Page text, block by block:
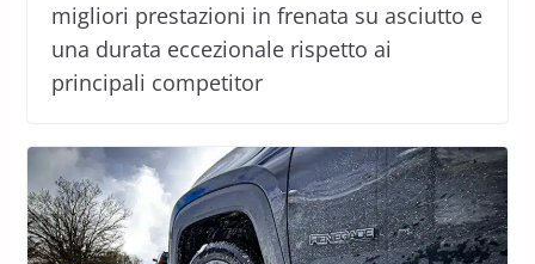
migliori prestazioni in frenata su asciutto e
una durata eccezionale rispetto ai
principali competitor